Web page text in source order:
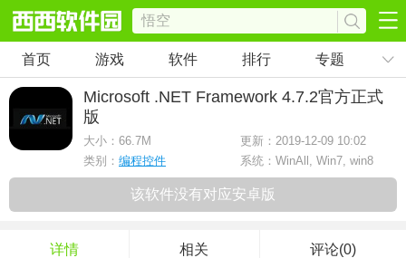
首页 游戏 软件 排行 专题
Microsoft .NET Framework 4.7.2官方正式
版
大小： 66.7M
更新：2019-12-09 10:02
类别： 编程控件 系统：WinAll, Win7, win8
该软件没有对应安卓版
详情 相关 评论(0)